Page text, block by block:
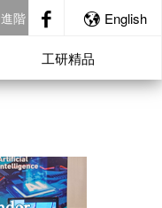
進階 English
工研精品